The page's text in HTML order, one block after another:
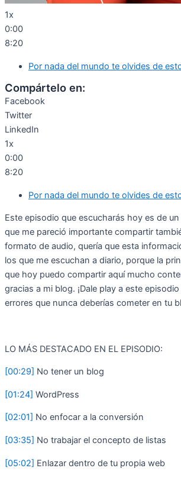
1x
0:00
8:20
Por nada del mundo te olvides de
Compártelo en:
Facebook
Twitter
LinkedIn
1x
0:00
8:20
Por nada del mundo te olvides de
Este episodio que escucharás hoy es de
que me pareció importante compartir
formato de audio, quería que esta
los que me escuchan a diario, porque la
que hoy puedo compartir aquí mucho
gracias a mi blog. ¡Dale play a este
errores que nunca deberías cometer en tu
LO MÁS DESTACADO EN EL EPISODIO:
[00:29] No tener un blog
[01:24] WordPress
[02:01] No enfocar a la conversión
[03:35] No trabajar el concepto de listas
[05:02] Enlazar dentro de tu propia web